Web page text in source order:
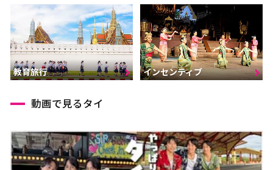
教育旅行 インセンティブ
動画で見るタイ